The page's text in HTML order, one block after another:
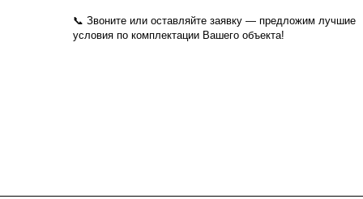
📞 Звоните или оставляйте заявку — предложим лучшие
условия по комплектации Вашего объекта!